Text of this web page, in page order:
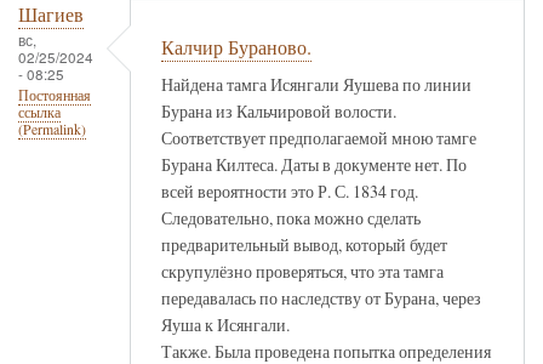
Шагиев
вс,
02/25/2024
- 08:25
Постоянная
ссылка
(Permalink)
Калчир Бураново.
Найдена тамга Исянгали Яушева по линии
Бурана из Кальчировой волости.
Соответствует предполагаемой мною тамге
Бурана Килтеса. Даты в документе нет. По
всей вероятности это Р. С. 1834 год.
Следовательно, пока можно сделать
предварительный вывод, который будет
скрупулёзно проверяться, что эта тамга
передавалась по наследству от Бурана, через
Яуша к Исянгали.
Также. Была проведена попытка определения